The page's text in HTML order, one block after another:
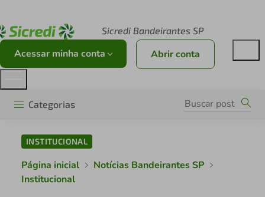
Sicredi Bandeirantes SP
Acessar minha conta Abrir conta
Categorias
INSTITUCIONAL
Página inicial
Notícias Bandeirantes SP
Institucional